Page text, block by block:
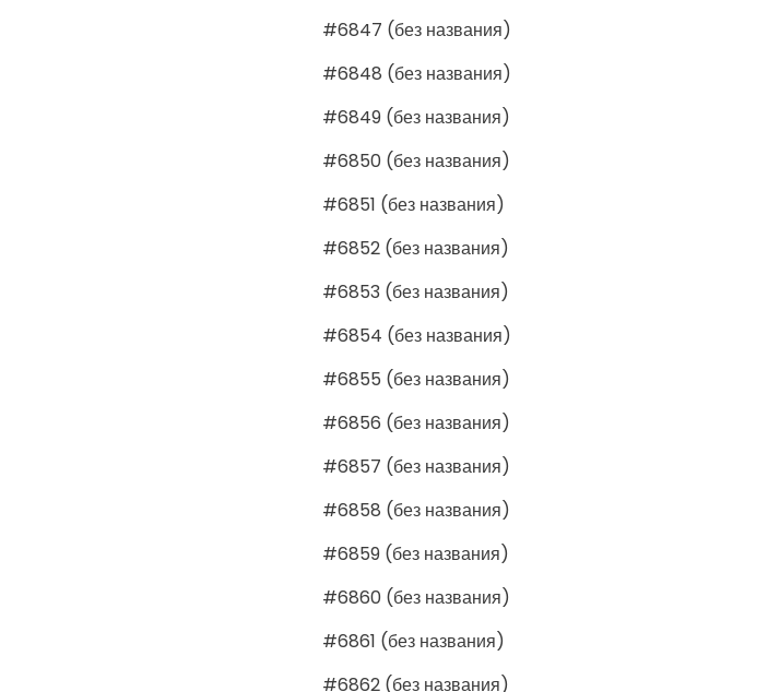
#6847 (без названия)
#6848 (без названия)
#6849 (без названия)
#6850 (без названия)
#6851 (без названия)
#6852 (без названия)
#6853 (без названия)
#6854 (без названия)
#6855 (без названия)
#6856 (без названия)
#6857 (без названия)
#6858 (без названия)
#6859 (без названия)
#6860 (без названия)
#6861 (без названия)
#6862 (без названия)